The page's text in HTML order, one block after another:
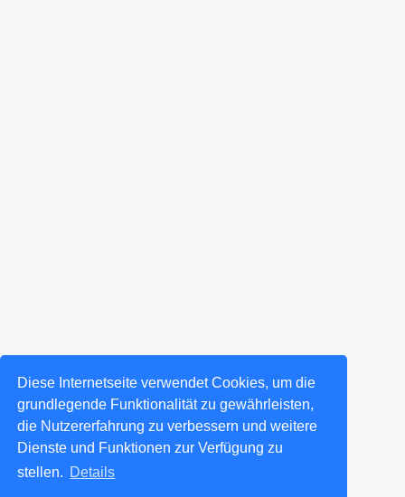
Diese Internetseite verwendet Cookies, um die
grundlegende Funktionalität zu gewährleisten,
die Nutzererfahrung zu verbessern und weitere
Dienste und Funktionen zur Verfügung zu
stellen. Details